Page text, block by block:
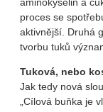
proces se
aktivnější. Druhá
tvorbu tuků
Tuková, nebo
Jak tedy nová
„Cílová buňka je